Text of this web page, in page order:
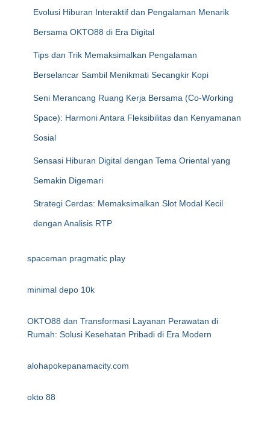
Evolusi Hiburan Interaktif dan Pengalaman Menarik
Bersama OKTO88 di Era Digital
Tips dan Trik Memaksimalkan Pengalaman
Berselancar Sambil Menikmati Secangkir Kopi
Seni Merancang Ruang Kerja Bersama (Co-Working
Space): Harmoni Antara Fleksibilitas dan Kenyamanan
Sosial
Sensasi Hiburan Digital dengan Tema Oriental yang
Semakin Digemari
Strategi Cerdas: Memaksimalkan Slot Modal Kecil
dengan Analisis RTP
spaceman pragmatic play
minimal depo 10k
OKTO88 dan Transformasi Layanan Perawatan di
Rumah: Solusi Kesehatan Pribadi di Era Modern
alohapokepanamacity.com
okto 88